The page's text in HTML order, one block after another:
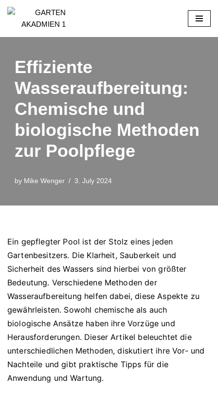
to
Effiziente
Wasseraufbereitung:
Chemische und
biologische Methoden
zur Poolpflege
by Mike Wenger 3. July 2024
Ein gepflegter Pool ist der Stolz eines jeden
Gartenbesitzers. Die Klarheit, Sauberkeit und
Sicherheit des Wassers sind hierbei von größter
Bedeutung. Verschiedene Methoden der
Wasseraufbereitung helfen dabei, diese Aspekte zu
gewährleisten. Sowohl chemische als auch
biologische Ansätze haben ihre Vorzüge und
Herausforderungen. Dieser Artikel beleuchtet die
unterschiedlichen Methoden, diskutiert ihre Vor- und
Nachteile und gibt praktische Tipps für die
Anwendung und Wartung.